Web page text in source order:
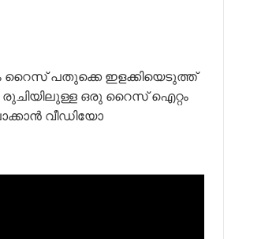
റൈസ് പതുക്കെ ഇളക്കിയെടുത്ത്
ഒരു റൈസ് ഐറ്റം
വീഡിയോ